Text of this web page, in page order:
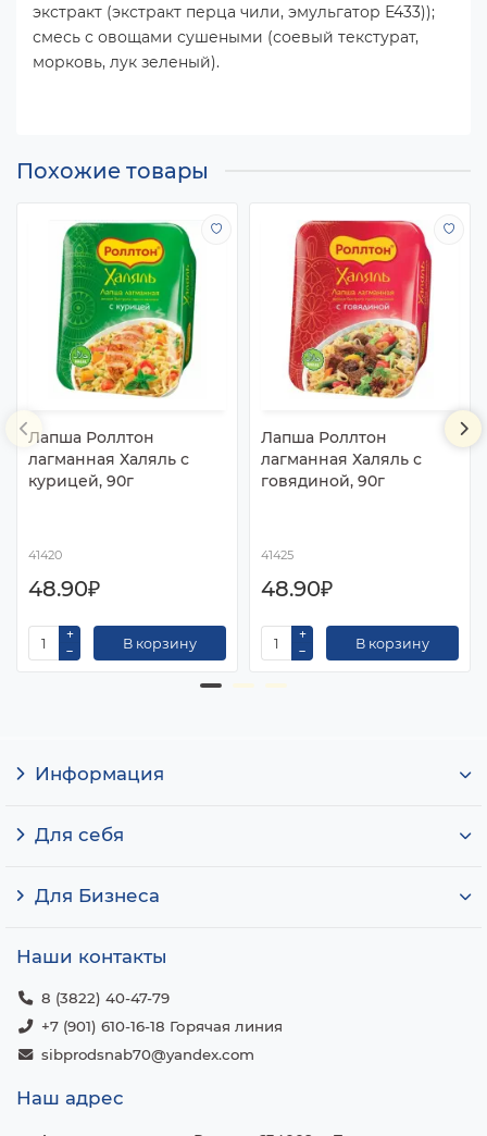
экстракт (экстракт перца чили, эмульгатор Е433));
смесь с овощами сушеными (соевый текстурат,
морковь, лук зеленый).
Похожие товары
Лапша Роллтон
лагманная Халяль с
курицей, 90г
41420
48.90₽
В корзину
Лапша Роллтон
лагманная Халяль с
говядиной, 90г
41425
48.90₽
В корзину
Информация
Для себя
Для Бизнеса
Наши контакты
8 (3822) 40-47-79
+7 (901) 610-16-18 Горячая линия
sibprodsnab70@yandex.com
Наш адрес